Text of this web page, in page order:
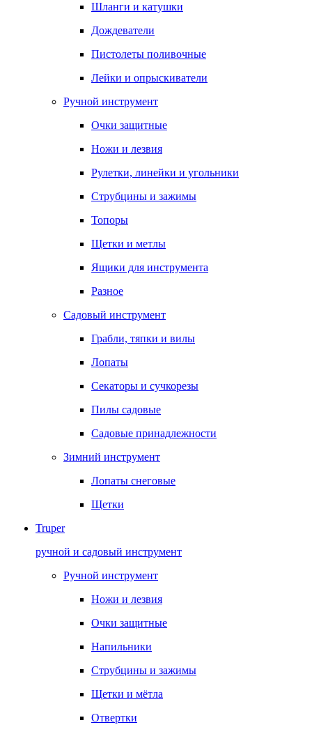
Шланги и катушки
Дождеватели
Пистолеты поливочные
Лейки и опрыскиватели
Ручной инструмент
Очки защитные
Ножи и лезвия
Рулетки, линейки и угольники
Струбцины и зажимы
Топоры
Щетки и метлы
Ящики для инструмента
Разное
Садовый инструмент
Грабли, тяпки и вилы
Лопаты
Секаторы и сучкорезы
Пилы садовые
Садовые принадлежности
Зимний инструмент
Лопаты снеговые
Щетки
Truper
ручной и садовый инструмент
Ручной инструмент
Ножи и лезвия
Очки защитные
Напильники
Струбцины и зажимы
Щетки и мётла
Отвертки